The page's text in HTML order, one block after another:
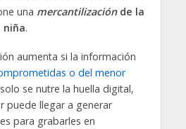
una mercantilizaciónde la
niña.
aumenta si la información
o del menor
se nutre la huella digital,
puede llegar a generar
para grabarles en